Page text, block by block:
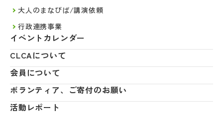
大人のまなびば/講演依頼
行政連携事業
イベントカレンダー
CLCAについて
会員について
ボランティア、ご寄付のお願い
活動レポート